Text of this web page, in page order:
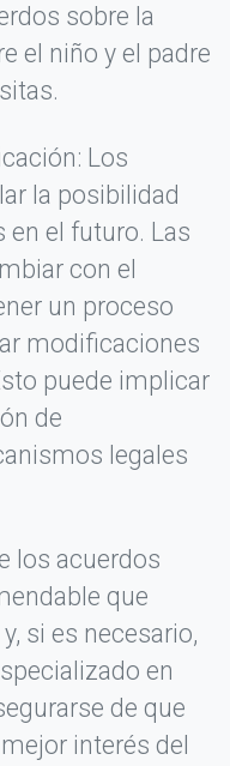
sobre la
el niño y el padre
Los
la posibilidad
el futuro. Las
con el
un proceso
modificaciones
puede implicar
de
legales
los acuerdos
que
si es necesario,
en
de que
interés del
humano: